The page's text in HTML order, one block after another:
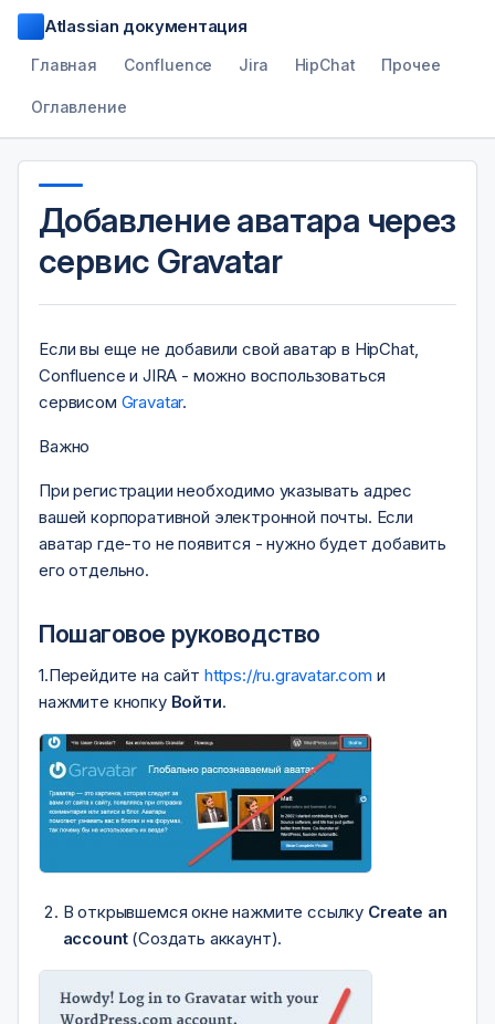
Atlassian документация
Главная Confluence Jira HipChat Прочее
Оглавление
Добавление аватара через
сервис Gravatar
Если вы еще не добавили свой аватар в HipChat,
Confluence и JIRA - можно воспользоваться
сервисом Gravatar.
Важно
При регистрации необходимо указывать адрес
вашей корпоративной электронной почты. Если
аватар где-то не появится - нужно будет добавить
его отдельно.
Пошаговое руководство
1.Перейдите на сайт https://ru.gravatar.com и
нажмите кнопку Войти.
В открывшемся окне нажмите ссылку Create an
account(Создать аккаунт).